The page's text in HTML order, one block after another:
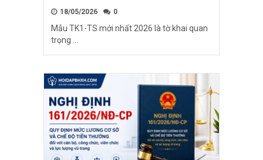
18/05/2026 0
Mẫu TK1-TS mới nhất 2026 là tờ khai quan
trọng …